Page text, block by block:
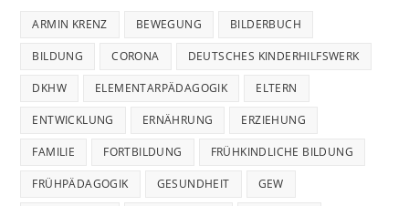
ARMIN KRENZ BEWEGUNG BILDERBUCH
BILDUNG CORONA DEUTSCHES KINDERHILFSWERK
DKHW ELEMENTARPÄDAGOGIK ELTERN
ENTWICKLUNG ERNÄHRUNG ERZIEHUNG
FAMILIE FORTBILDUNG FRÜHKINDLICHE BILDUNG
FRÜHPÄDAGOGIK GESUNDHEIT GEW